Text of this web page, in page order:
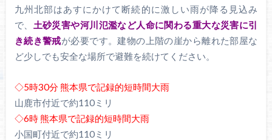
九州北部はあすにかけて断続的に激しい雨が降る見込み
で、 土砂災害や河川氾濫など人命に関わる重大な災害に引
き続き警戒が必要です。建物の上階の崖から離れた部屋な
ど少しでも安全な場所で避難を続けてください。
◇5時30分 熊本県で記録的短時間大雨
山鹿市付近で約110ミリ
◇6時 熊本県で記録的短時間大雨
小国町付近で約110ミリ